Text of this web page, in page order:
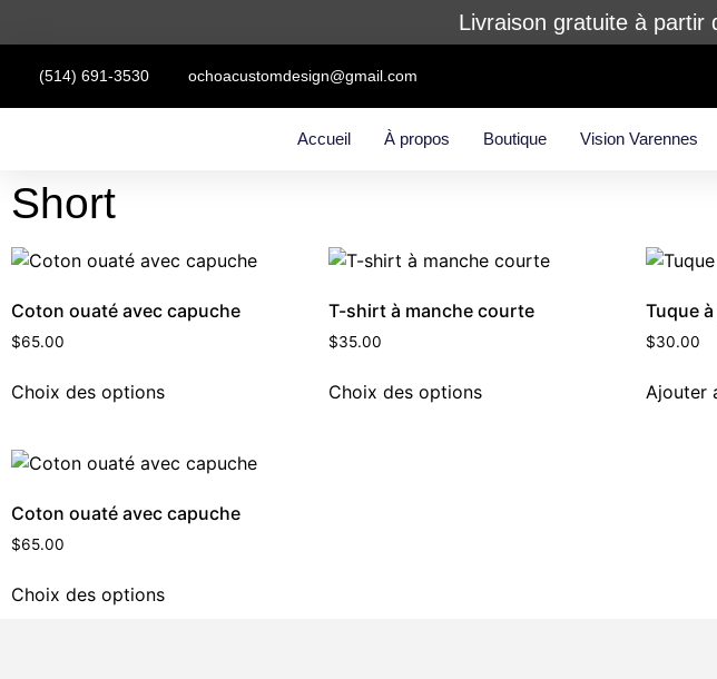
Livraison gratuite à partir
(514) 691-3530 ochoacustomdesign@gmail.com
Accueil À propos Boutique Vision Varennes
Short
Coton ouaté avec capuche
$65.00
Choix des options
T-shirt à manche courte
$35.00
Choix des options
Tuque
$30.00
Ajouter
Coton ouaté avec capuche
$65.00
Choix des options